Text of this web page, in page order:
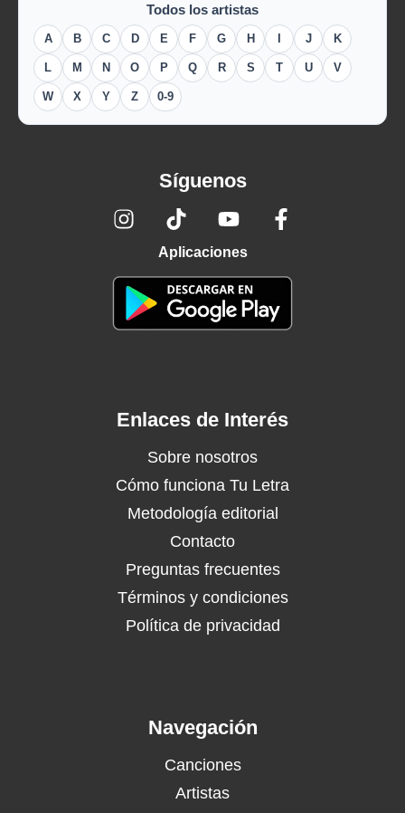
Todos los artistas
A B C D E F G H J K
L M N O P Q R S T U V
W X Y Z 0-9
Síguenos
Aplicaciones
Enlaces de Interés
Sobre nosotros
Cómo funciona Tu Letra
Metodología editorial
Contacto
Preguntas frecuentes
Términos y condiciones
Política de privacidad
Navegación
Canciones
Artistas